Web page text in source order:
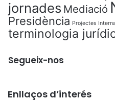
jornades Mediació
Presidència Projectes
terminologia
Segueix-nos
Enllaços d’interés